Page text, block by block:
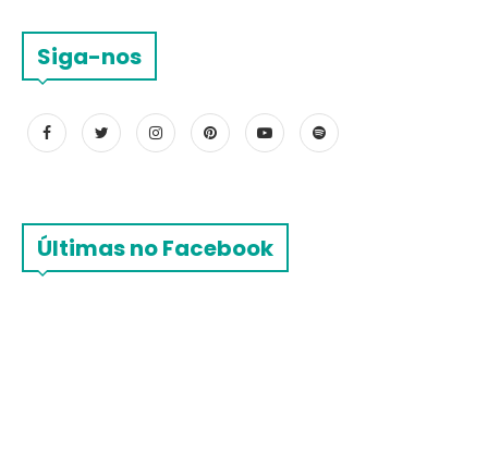
Siga-nos
Últimas no Facebook